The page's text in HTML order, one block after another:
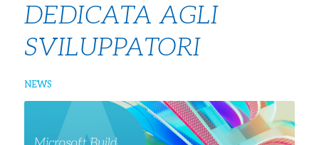
DEDICATA AGLI
SVILUPPATORI
NEWS